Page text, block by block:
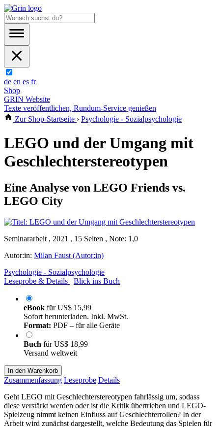
de en es fr
Shop
GRIN Website
Texte veröffentlichen, Rundum-Service genießen
Zur Shop-Startseite › Psychologie - Sozialpsychologie
LEGO und der Umgang mit
Geschlechterstereotypen
Eine Analyse von LEGO Friends vs.
LEGO City
Seminararbeit , 2021 , 15 Seiten , Note: 1,0
Autor:in: Milan Faust (Autor:in)
Psychologie - Sozialpsychologie
Leseprobe & Details
Blick ins Buch
eBook fürUS$ 15,99
Sofort herunterladen. Inkl. MwSt.
Format: PDF – für alle Geräte
Buch fürUS$ 18,99
Versand weltweit
In den Warenkorb
Zusammenfassung Leseprobe Details
Geht LEGO mit Geschlechterstereotypen fahrlässig um, sodass
diese verstärkt werden oder ist die Kritik übertrieben und LEGO-
Spielzeug nimmt keinen Einfluss auf Geschlechterrollen? In der
Arbeit wird zunächst dargestellt, welche Bedeutung das Spielen für